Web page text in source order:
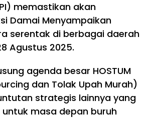
memastikan akan
Damai Menyampaikan
serentak di berbagai daerah
Agustus 2025.
agenda besar HOSTUM
dan Tolak Upah Murah)
strategis lainnya yang
masa depan buruh